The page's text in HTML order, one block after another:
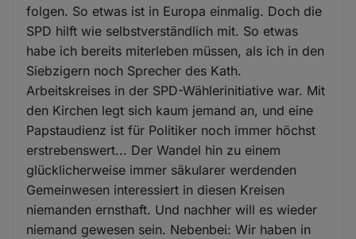
folgen. So etwas ist in Europa einmalig. Doch die
SPD hilft wie selbstverständlich mit. So etwas
habe ich bereits miterleben müssen, als ich in den
Siebzigern noch Sprecher des Kath.
Arbeitskreises in der SPD-Wählerinitiative war. Mit
den Kirchen legt sich kaum jemand an, und eine
Papstaudienz ist für Politiker noch immer höchst
erstrebenswert... Der Wandel hin zu einem
glücklicherweise immer säkularer werdenden
Gemeinwesen interessiert in diesen Kreisen
niemanden ernsthaft. Und nachher will es wieder
niemand gewesen sein. Nebenbei: Wir haben in